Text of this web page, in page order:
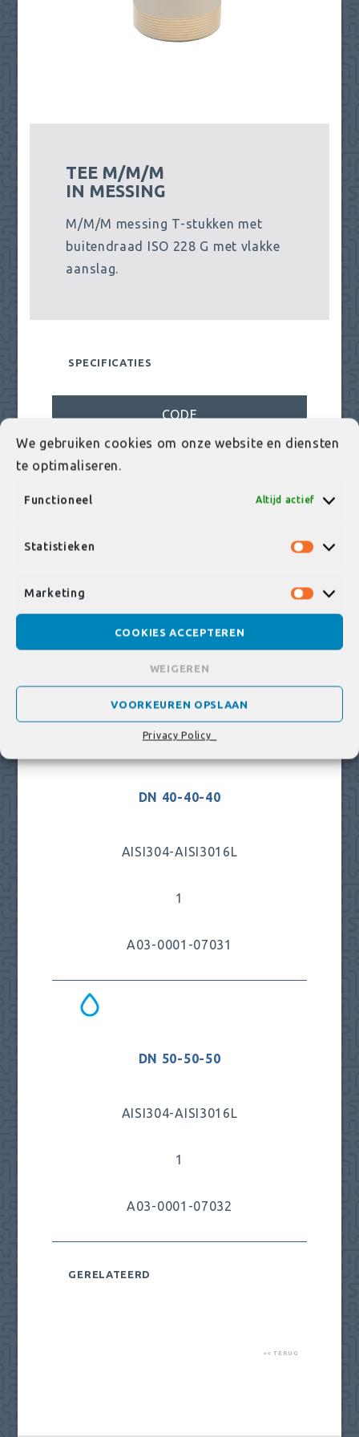
We gebruiken cookies om onze website en diensten
te optimaliseren.
Functioneel Altijd actief
Statistieken
Marketing
COOKIES ACCEPTEREN
WEIGEREN
VOORKEUREN OPSLAAN
Privacy Policy_
TEE M/M/M
IN MESSING
M/M/M messing T-stukken met
buitendraad ISO 228 G met vlakke
aanslag.
SPECIFICATIES
CODE
1
A03-0001-07030
DN 40-40-40
AISI304-AISI3016L
1
A03-0001-07031
DN 50-50-50
AISI304-AISI3016L
1
A03-0001-07032
GERELATEERD
<< TERUG